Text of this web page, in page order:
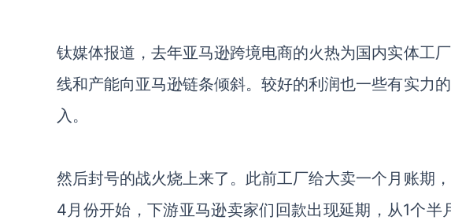
钛媒体报道，去年亚马逊跨境电商的火热为国内实体工
线和产能向亚马逊链条倾斜。较好的利润也一些有实力
入。
然后封号的战火烧上来了。此前工厂给大卖一个月账期
4月份开始，下游亚马逊卖家们回款出现延期，从1个